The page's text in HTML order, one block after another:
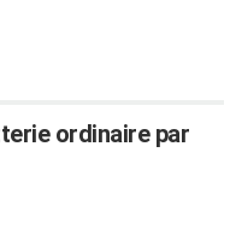
ordinaire par